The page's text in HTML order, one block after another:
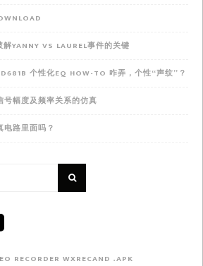
YANNY VS LAUREL事件的关键
个性化EQ HOW-TO 咋弄，个性“声纹”？
幅度及频率关系的仿真
路里面吗？
RECORDER WXRECAND .APK